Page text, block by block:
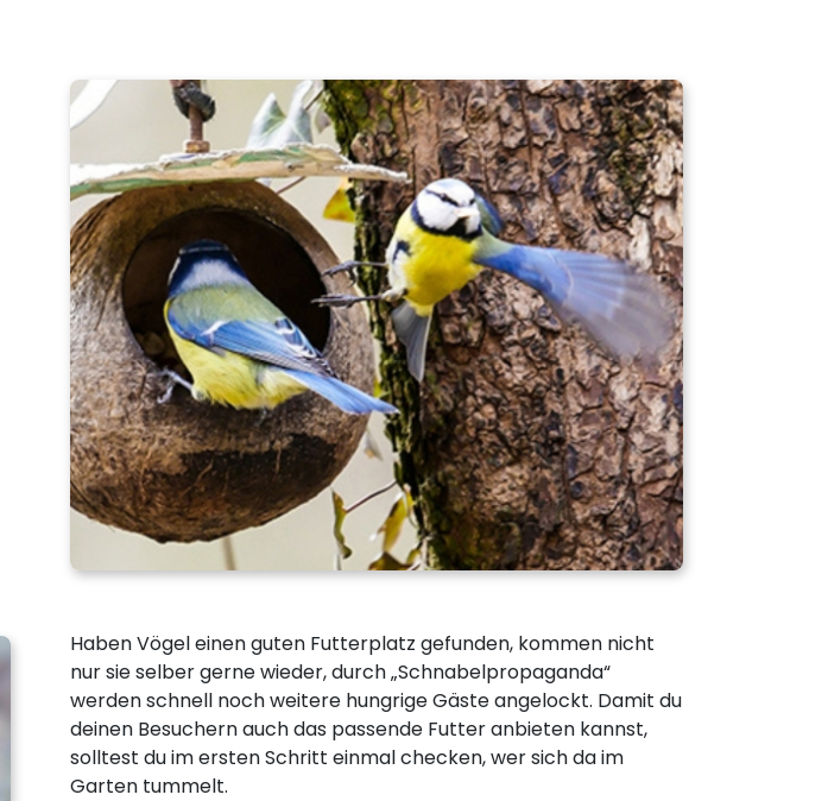
Haben Vögel einen guten Futterplatz gefunden, kommen nicht
nur sie selber gerne wieder, durch „Schnabelpropaganda“
werden schnell noch weitere hungrige Gäste angelockt. Damit du
deinen Besuchern auch das passende Futter anbieten kannst,
solltest du im ersten Schritt einmal checken, wer sich da im
Garten tummelt.